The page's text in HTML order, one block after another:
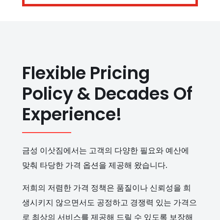
Flexible Pricing
Policy & Decades Of
Experience!
금성 이삿짐에서는 고객의 다양한 필요와 예산에
맞춰 타당한 가격 옵션을 제공해 왔습니다.
저희의 저렴한 가격 정책은 품질이나 신뢰성을 희
생시키지 않으면서도 공정하고 경쟁력 있는 가격으
로 최상의 서비스를 제공해 드릴 수 있도록 보장해